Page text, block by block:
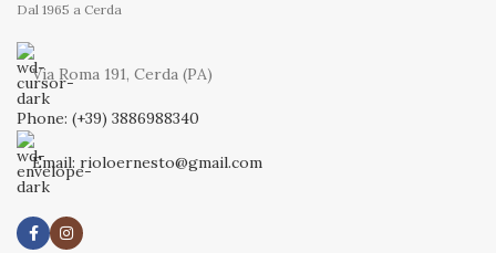
Dal 1965 a Cerda
Via Roma 191, Cerda (PA)
Phone: (+39) 3886988340
Email: rioloernesto@gmail.com